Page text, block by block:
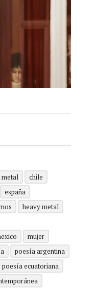
metal
chile
españa
heavy metal
mujer
poesía argentina
poesía ecuatoriana